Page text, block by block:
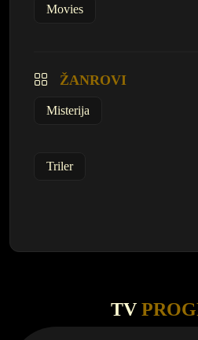
Movies
ŽANROVI
Misterija
Triler
TV